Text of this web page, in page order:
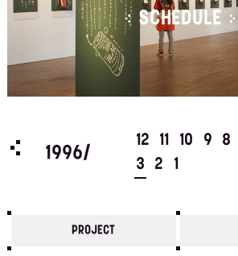
SCHEDULE
4
1996/
12 11 10 9 8
3
2 1
PROJECT